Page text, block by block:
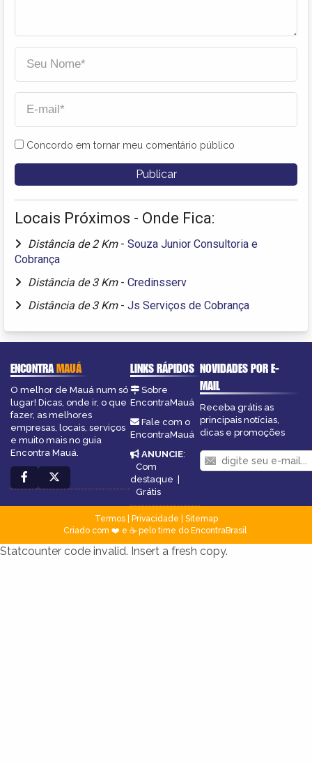
Concordo em tornar meu comentário público
Locais Próximos - Onde Fica:
Distância de 2 Km - Souza Junior Consultoria e
Cobrança
Distância de 3 Km - Credinsserv
Distância de 3 Km - Js Serviços de Cobrança
ENCONTRAMAUÁ
O melhor de Mauá num só
lugar! Dicas, onde ir, o que
fazer, as melhores
empresas, locais, serviços
e muito mais no guia
Encontra Mauá.
LINKS RÁPIDOS
Sobre
EncontraMauá
Fale com o
EncontraMauá
ANUNCIE:
Com
destaque |
Grátis
NOVIDADES POR E-
MAIL
Receba grátis as
principais notícias,
dicas e promoções
Termos| Privacidade
Sitemap
Criado com ❤️ e ☕ pelo time do EncontraBrasil
Statcounter code invalid. Insert a fresh copy.